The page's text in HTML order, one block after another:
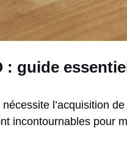
: guide
l’acquisition
incontournables pour